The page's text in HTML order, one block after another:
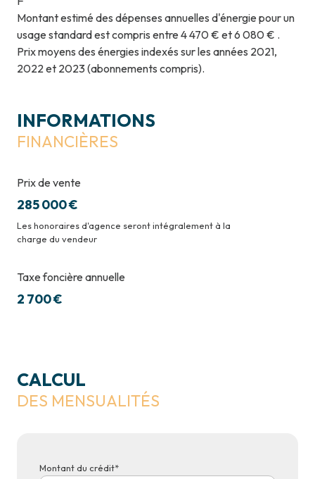
Montant estimé des dépenses annuelles d'énergie pour un
usage standard est compris entre 4 470 € et 6 080 € .
Prix moyens des énergies indexés sur les années 2021,
2022 et 2023 (abonnements compris).
INFORMATIONS
FINANCIÈRES
Prix de vente
285 000 €
Les honoraires d'agence seront intégralement à la
charge du vendeur
Taxe foncière annuelle
2 700 €
CALCUL
DES MENSUALITÉS
Montant du crédit*